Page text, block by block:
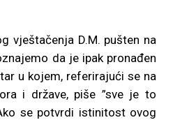
vještačenja D.M. pušten na
da je ipak pronađen
u kojem, referirajući se na
i države, piše ”sve je to
se potvrdi istinitost ovog